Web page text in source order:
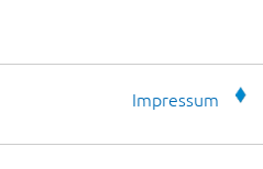
Impressum